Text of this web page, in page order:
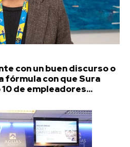
con un buen discurso o
fórmula con que Sura
de empleadores...